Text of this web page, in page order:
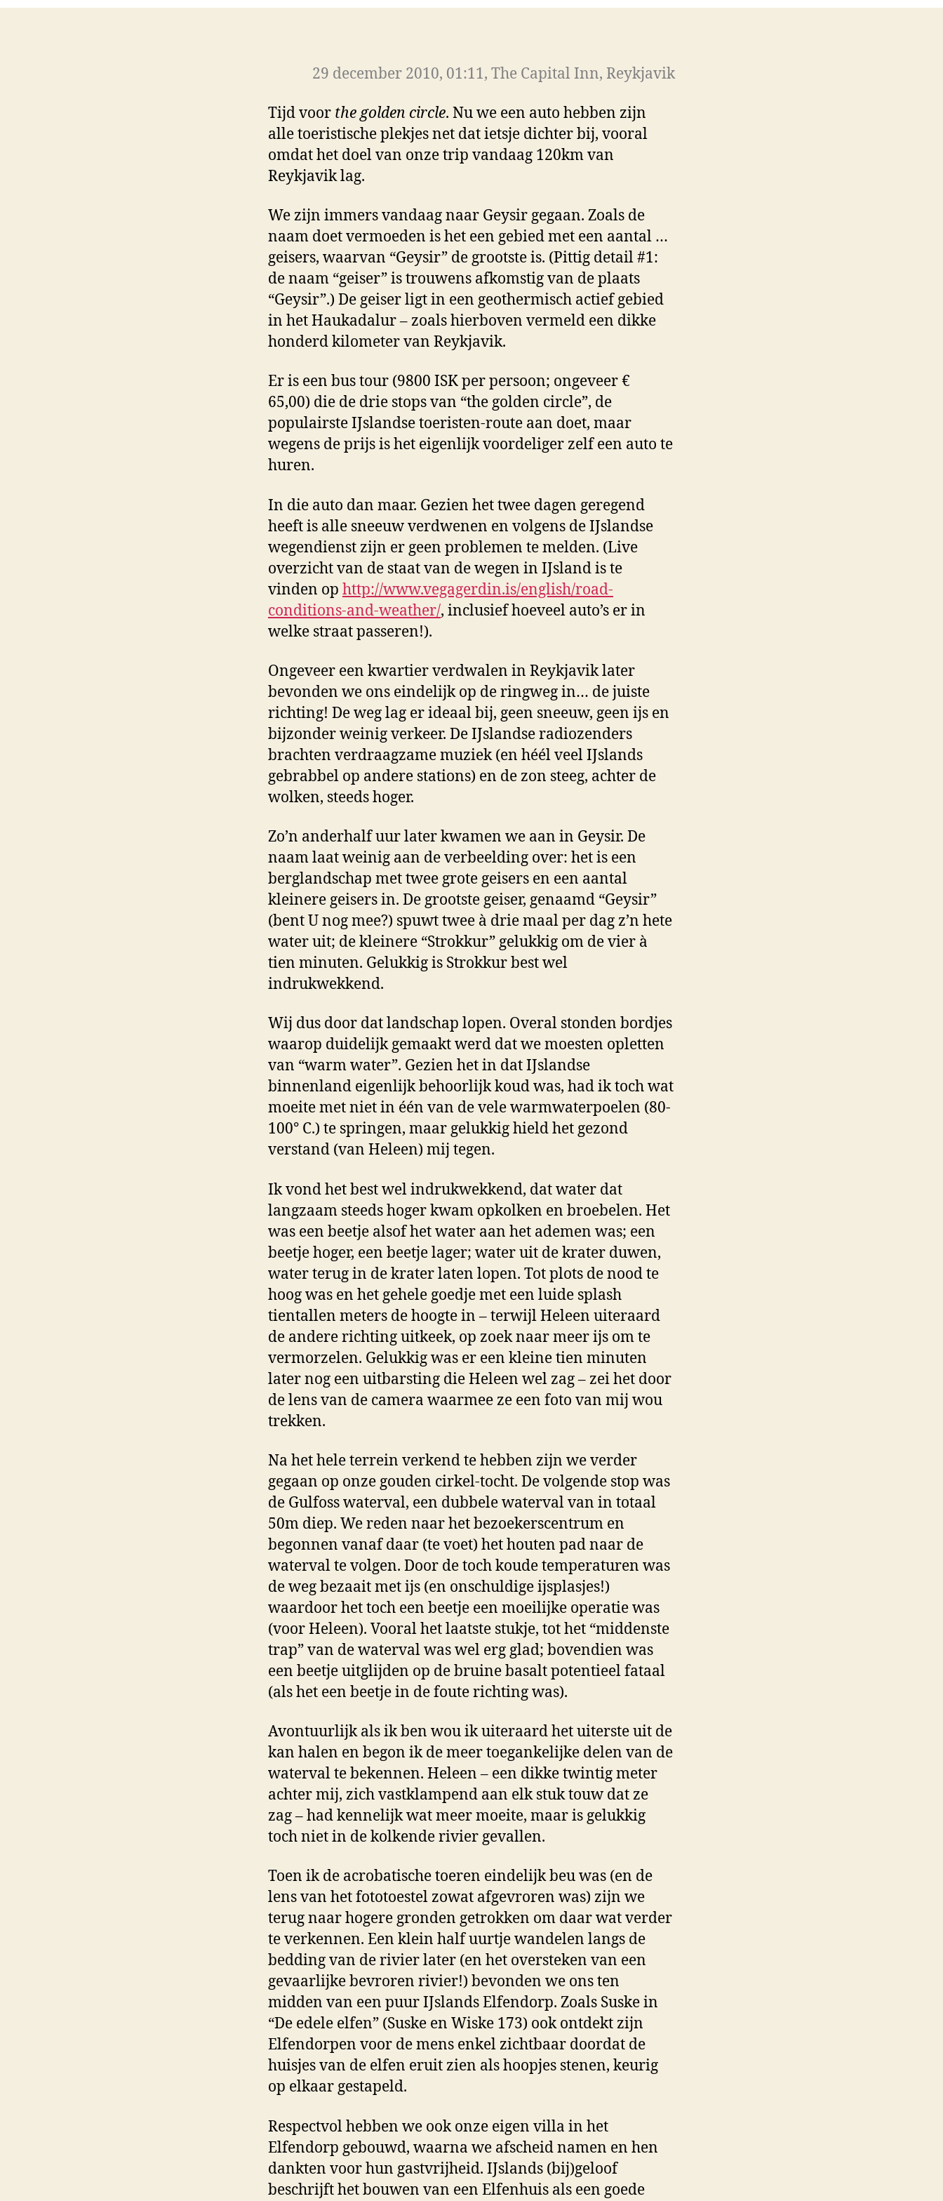
29 december 2010, 01:11, The Capital Inn, Reykjavik
Tijd voor the golden circle. Nu we een auto hebben zijn
alle toeristische plekjes net dat ietsje dichter bij, vooral
omdat het doel van onze trip vandaag 120km van
Reykjavik lag.
We zijn immers vandaag naar Geysir gegaan. Zoals de
naam doet vermoeden is het een gebied met een aantal …
geisers, waarvan “Geysir” de grootste is. (Pittig detail #1:
de naam “geiser” is trouwens afkomstig van de plaats
“Geysir”.) De geiser ligt in een geothermisch actief gebied
in het Haukadalur – zoals hierboven vermeld een dikke
honderd kilometer van Reykjavik.
Er is een bus tour (9800 ISK per persoon; ongeveer €
65,00) die de drie stops van “the golden circle”, de
populairste IJslandse toeristen-route aan doet, maar
wegens de prijs is het eigenlijk voordeliger zelf een auto te
huren.
In die auto dan maar. Gezien het twee dagen geregend
heeft is alle sneeuw verdwenen en volgens de IJslandse
wegendienst zijn er geen problemen te melden. (Live
overzicht van de staat van de wegen in IJsland is te
vinden op http://www.vegagerdin.is/english/road-
conditions-and-weather/, inclusief hoeveel auto’s er in
welke straat passeren!).
Ongeveer een kwartier verdwalen in Reykjavik later
bevonden we ons eindelijk op de ringweg in… de juiste
richting! De weg lag er ideaal bij, geen sneeuw, geen ijs en
bijzonder weinig verkeer. De IJslandse radiozenders
brachten verdraagzame muziek (en héél veel IJslands
gebrabbel op andere stations) en de zon steeg, achter de
wolken, steeds hoger.
Zo’n anderhalf uur later kwamen we aan in Geysir. De
naam laat weinig aan de verbeelding over: het is een
berglandschap met twee grote geisers en een aantal
kleinere geisers in. De grootste geiser, genaamd “Geysir”
(bent U nog mee?) spuwt twee à drie maal per dag z’n hete
water uit; de kleinere “Strokkur” gelukkig om de vier à
tien minuten. Gelukkig is Strokkur best wel
indrukwekkend.
Wij dus door dat landschap lopen. Overal stonden bordjes
waarop duidelijk gemaakt werd dat we moesten opletten
van “warm water”. Gezien het in dat IJslandse
binnenland eigenlijk behoorlijk koud was, had ik toch wat
moeite met niet in één van de vele warmwaterpoelen (80-
100° C.) te springen, maar gelukkig hield het gezond
verstand (van Heleen) mij tegen.
Ik vond het best wel indrukwekkend, dat water dat
langzaam steeds hoger kwam opkolken en broebelen. Het
was een beetje alsof het water aan het ademen was; een
beetje hoger, een beetje lager; water uit de krater duwen,
water terug in de krater laten lopen. Tot plots de nood te
hoog was en het gehele goedje met een luide splash
tientallen meters de hoogte in – terwijl Heleen uiteraard
de andere richting uitkeek, op zoek naar meer ijs om te
vermorzelen. Gelukkig was er een kleine tien minuten
later nog een uitbarsting die Heleen wel zag – zei het door
de lens van de camera waarmee ze een foto van mij wou
trekken.
Na het hele terrein verkend te hebben zijn we verder
gegaan op onze gouden cirkel-tocht. De volgende stop was
de Gulfoss waterval, een dubbele waterval van in totaal
50m diep. We reden naar het bezoekerscentrum en
begonnen vanaf daar (te voet) het houten pad naar de
waterval te volgen. Door de toch koude temperaturen was
de weg bezaait met ijs (en onschuldige ijsplasjes!)
waardoor het toch een beetje een moeilijke operatie was
(voor Heleen). Vooral het laatste stukje, tot het “middenste
trap” van de waterval was wel erg glad; bovendien was
een beetje uitglijden op de bruine basalt potentieel fataal
(als het een beetje in de foute richting was).
Avontuurlijk als ik ben wou ik uiteraard het uiterste uit de
kan halen en begon ik de meer toegankelijke delen van de
waterval te bekennen. Heleen – een dikke twintig meter
achter mij, zich vastklampend aan elk stuk touw dat ze
zag – had kennelijk wat meer moeite, maar is gelukkig
toch niet in de kolkende rivier gevallen.
Toen ik de acrobatische toeren eindelijk beu was (en de
lens van het fototoestel zowat afgevroren was) zijn we
terug naar hogere gronden getrokken om daar wat verder
te verkennen. Een klein half uurtje wandelen langs de
bedding van de rivier later (en het oversteken van een
gevaarlijke bevroren rivier!) bevonden we ons ten
midden van een puur IJslands Elfendorp. Zoals Suske in
“De edele elfen” (Suske en Wiske 173) ook ontdekt zijn
Elfendorpen voor de mens enkel zichtbaar doordat de
huisjes van de elfen eruit zien als hoopjes stenen, keurig
op elkaar gestapeld.
Respectvol hebben we ook onze eigen villa in het
Elfendorp gebouwd, waarna we afscheid namen en hen
dankten voor hun gastvrijheid. IJslands (bij)geloof
beschrijft het bouwen van een Elfenhuis als een goede